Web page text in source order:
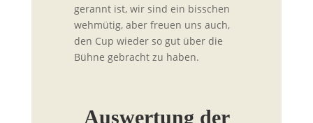
gerannt ist, wir sind ein bisschen
wehmütig, aber freuen uns auch,
den Cup wieder so gut über die
Bühne gebracht zu haben.
Auswertung der